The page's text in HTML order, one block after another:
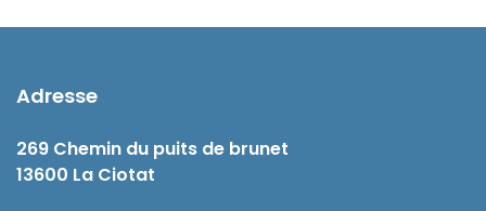
Adresse
269 Chemin du puits de brunet
13600 La Ciotat